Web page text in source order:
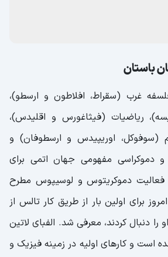
باستان
غرب (سقراط، افلاطون و ارسطو)،
ریاضیات (فیثاغورس و اقلیدس)،
(سوفوکل، اوریپیدس و ارسطوفان) و
و دموکراسی مفهومی جهان اتمی برای
فعالیت دموکریتوس و لوسیپوس مطرح
برای اولین بار از طریق کار تالس از
دنبال کردند، معرفی شد. الفبای لاتین
است و کارهای اولیه در زمینه فیزیک و